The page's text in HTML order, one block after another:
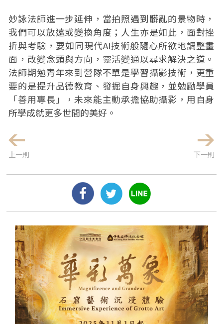
妙詠法師進一步延伸，當拍照遇到髒亂的景物時，
我們可以放遠或變換角度；人生亦是如此，面對挫
折與考驗，要如同現代AI技術般隨心所欲地調整畫
面，改變念頭與方向，靈活變通以尋求解決之道。
法師期勉青年來到營隊不單是學習攝影技術，更重
要的是提升品德教育、發掘自身興趣，並勉勵學員
「善用專長」，未來能主動承擔協助攝影，用自身
所學成就更多世間的美好。
上一則 下一則